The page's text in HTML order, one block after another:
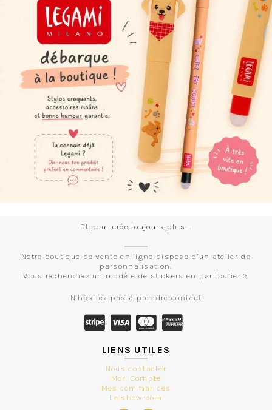
Et pour crée toujours plus …
Notre boutique de vente en ligne dispose d’un atelier de
personnalisation.
Vous recherchez un modèle de stickers en particulier ?
N’hésitez pas à prendre contact
LIENS UTILES
Nous contacter
Mon Compte
Mes commandes
Le showroom